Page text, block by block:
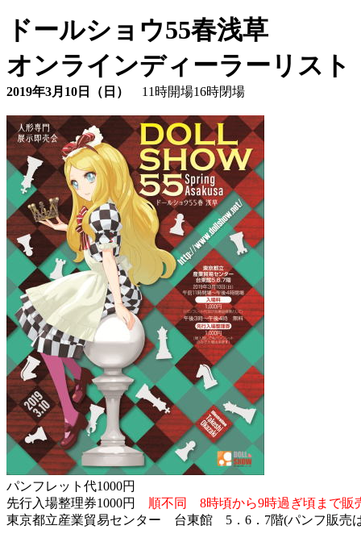
ドールショウ55春浅草
オンラインディーラーリスト
2019年3月10日（日） 11時開場16時閉場
パンフレット代1000円
先行入場整理券1000円 順不同 8時頃から9時過ぎ頃まで販
東京都立産業貿易センター 台東館 5．6．7階(パンフ販売